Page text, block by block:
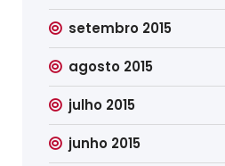
setembro 2015
agosto 2015
julho 2015
junho 2015